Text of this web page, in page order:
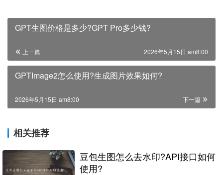
GPT生图价格是多少?GPT Pro多少钱?
上一篇 2026年5月15日 am8:00
GPTImage2怎么使用?生成图片效果如何?
下一篇
2026年5月15日 am8:00
相关推荐
豆包生图怎么去水印?API接口如何
使用?